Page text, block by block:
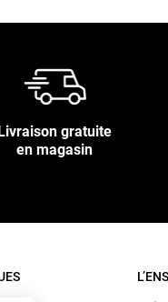
Livraison gratuite
en magasin